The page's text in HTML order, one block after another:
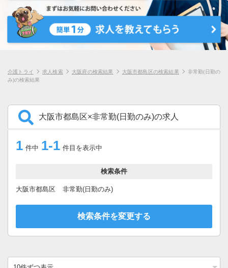
介護トライ 求人検索 大阪府の検索結果 大阪市都島区の検索結果
非常勤(日勤の
み)の検索結果
大阪市都島区×非常勤(日勤のみ)の求人
1 件中 1-1 件目を表示中
検索条件
大阪市都島区 非常勤(日勤のみ)
検索条件を変更する